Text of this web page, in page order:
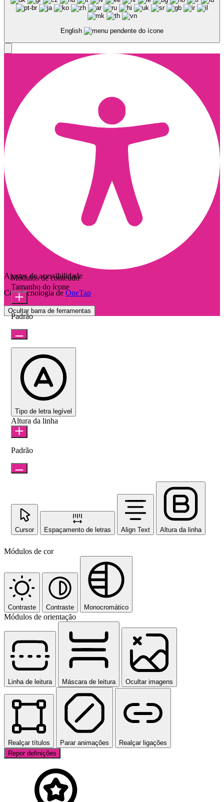
English
Ajustes de acessibilidade
Com tecnologia de OneTap
Ocultar barra de ferramentas
Módulos de conteúdo
Tamanho do ícone
Padrão
Tipo de letra legível
Altura da linha
Padrão
Cursor Espaçamento de letras Align Text Altura da linha
Módulos de cor
Contraste Contraste Monocromático
Módulos de orientação
Linha de leitura Máscara de leitura Ocultar imagens
Realçar títulos Parar animações
Realçar ligações
Repor definições